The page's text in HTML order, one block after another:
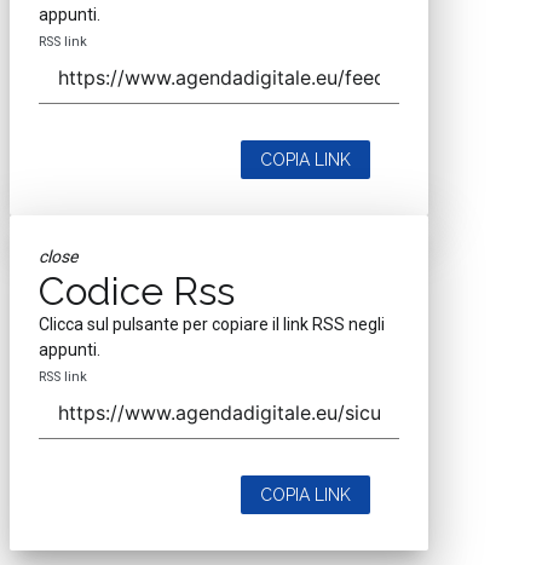
appunti.
RSS link
COPIA LINK
close
Codice Rss
Clicca sul pulsante per copiare il link RSS negli
appunti.
RSS link
COPIA LINK